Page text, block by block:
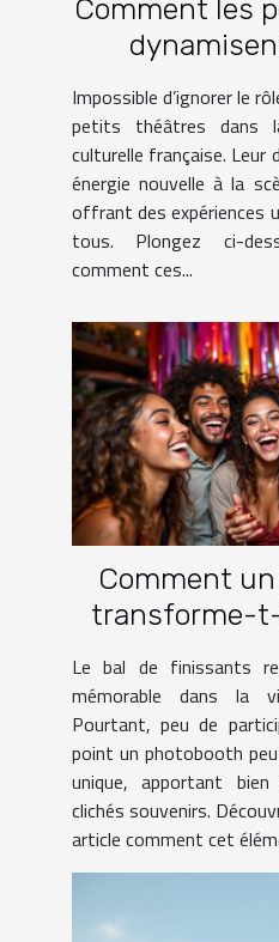
Comment les
Impossible d’ignorer le
petits théâtres dans
culturelle française. Leur
énergie nouvelle à la
offrant des expériences
tous. Plongez ci-
comment ces...
Comment
transforme-
Le bal de finissants
mémorable dans la
Pourtant, peu de
point un photobooth
unique, apportant
clichés souvenirs.
article comment cet